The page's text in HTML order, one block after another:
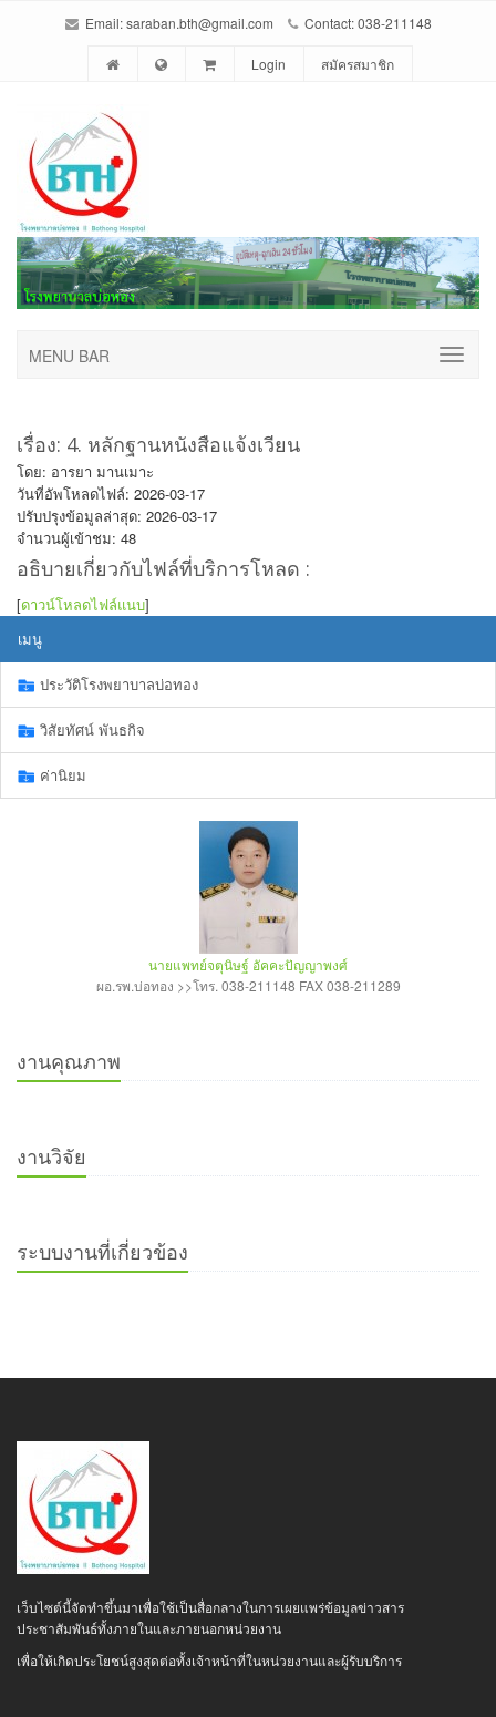
Email: saraban.bth@gmail.com Contact: 038-211148
Login สมัครสมาชิก
MENU BAR
เรื่อง: 4. หลักฐานหนังสือแจ้งเวียน
โดย: อารยา มานเมาะ
วันที่อัพโหลดไฟล์: 2026-03-17
ปรับปรุงข้อมูลล่าสุด: 2026-03-17
จำนวนผู้เข้าชม: 48
อธิบายเกี่ยวกับไฟล์ที่บริการโหลด :
[ดาวน์โหลดไฟล์แนบ]
เมนู
ประวัติโรงพยาบาลบ่อทอง
วิสัยทัศน์ พันธกิจ
ค่านิยม
นายแพทย์จตุนิษฐ์ อัคคะปัญญาพงศ์
ผอ.รพ.บ่อทอง >>โทร. 038-211148 FAX 038-211289
งานคุณภาพ
งานวิจัย
ระบบงานที่เกี่ยวข้อง
เว็บไซต์นี้จัดทำขึ้นมาเพื่อใช้เป็นสื่อกลางในการเผยแพร่ข้อมูลข่าวสาร
ประชาสัมพันธ์ทั้งภายในและภายนอกหน่วยงาน
เพื่อให้เกิดประโยชน์สูงสุดต่อทั้งเจ้าหน้าที่ในหน่วยงานและผู้รับบริการ